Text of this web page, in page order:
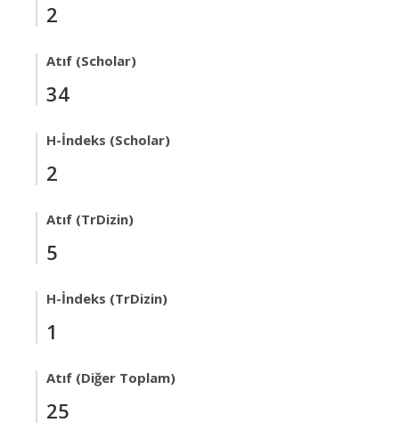
2
Atıf (Scholar)
34
H-İndeks (Scholar)
2
Atıf (TrDizin)
5
H-İndeks (TrDizin)
1
Atıf (Diğer Toplam)
25